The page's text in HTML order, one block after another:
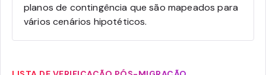
planos de contingência que são mapeados para
vários cenários hipotéticos.